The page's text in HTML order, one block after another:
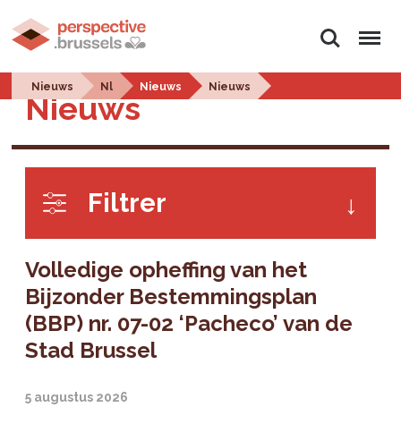
Zoeken Menu
Nieuws Nl Nieuws Nieuws
Nieuws
Filtrer
Volledige opheffing van het
Bijzonder Bestemmingsplan
(BBP) nr. 07-02 ‘Pacheco’ van de
Stad Brussel
5 augustus 2026